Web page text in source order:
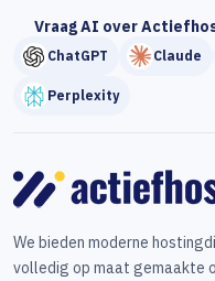
Vraag AI over
ChatGPT Claude
Perplexity
We bieden moderne
volledig op maat gemaakte